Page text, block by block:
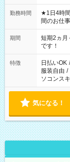
勤務時間
★1日4時
間のお仕
家庭の都
※週最低
期間
短期2ヵ
です！
特徴 日払いOK /
服装自由 /
ソコンス
気になる！